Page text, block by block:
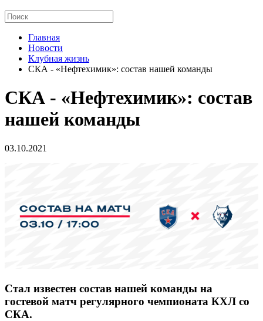
Главная
Новости
Клубная жизнь
СКА - «Нефтехимик»: состав нашей команды
СКА - «Нефтехимик»: состав
нашей команды
03.10.2021
Стал известен состав нашей команды на
гостевой матч регулярного чемпионата КХЛ со
СКА.